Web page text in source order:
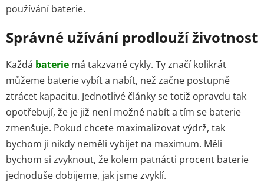
používání baterie.
Správné užívání prodlouží životnost
Každá baterie má takzvané cykly. Ty značí kolikrát
můžeme baterie vybít a nabít, než začne postupně
ztrácet kapacitu. Jednotlivé články se totiž opravdu tak
opotřebují, že je již není možné nabít a tím se baterie
zmenšuje. Pokud chcete maximalizovat výdrž, tak
bychom ji nikdy neměli vybíjet na maximum. Měli
bychom si zvyknout, že kolem patnácti procent baterie
jednoduše dobijeme, jak jsme zvyklí.